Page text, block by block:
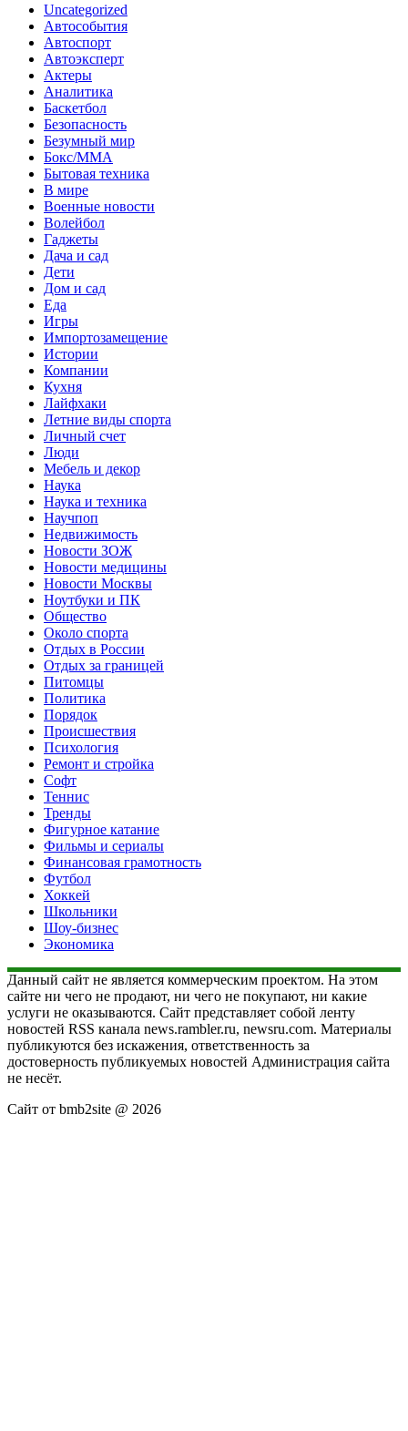
Uncategorized
Автособытия
Автоспорт
Автоэксперт
Актеры
Аналитика
Баскетбол
Безопасность
Безумный мир
Бокс/MMA
Бытовая техника
В мире
Военные новости
Волейбол
Гаджеты
Дача и сад
Дети
Дом и сад
Еда
Игры
Импортозамещение
Истории
Компании
Кухня
Лайфхаки
Летние виды спорта
Личный счет
Люди
Мебель и декор
Наука
Наука и техника
Научпоп
Недвижимость
Новости ЗОЖ
Новости медицины
Новости Москвы
Ноутбуки и ПК
Общество
Около спорта
Отдых в России
Отдых за границей
Питомцы
Политика
Порядок
Происшествия
Психология
Ремонт и стройка
Софт
Теннис
Тренды
Фигурное катание
Фильмы и сериалы
Финансовая грамотность
Футбол
Хоккей
Школьники
Шоу-бизнес
Экономика
Данный сайт не является коммерческим проектом. На этом
сайте ни чего не продают, ни чего не покупают, ни какие
услуги не оказываются. Сайт представляет собой ленту
новостей RSS канала news.rambler.ru, newsru.com. Материалы
публикуются без искажения, ответственность за
достоверность публикуемых новостей Администрация сайта
не несёт.
Сайт от bmb2site @ 2026